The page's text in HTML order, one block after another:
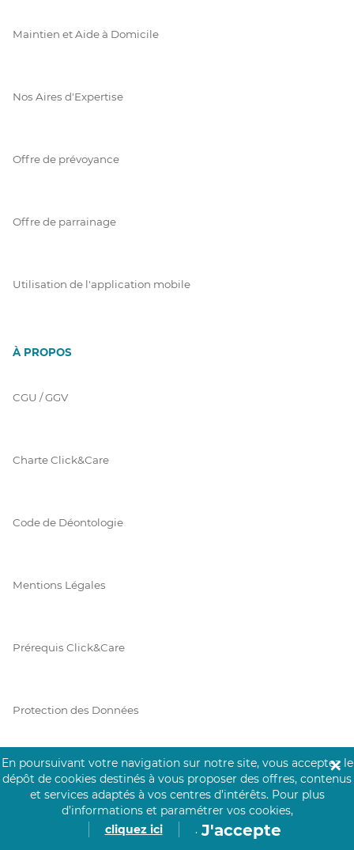
Maintien et Aide à Domicile
Nos Aires d'Expertise
Offre de prévoyance
Offre de parrainage
Utilisation de l'application mobile
À PROPOS
CGU / GGV
Charte Click&Care
Code de Déontologie
Mentions Légales
Prérequis Click&Care
Protection des Données
Vie Privée
En poursuivant votre navigation sur notre site, vous acceptez le
dépôt de cookies destinés à vous proposer des offres, contenus
et services adaptés à vos centres d’intérêts. Pour plus
d’informations et paramétrer vos cookies,
cliquez ici
. J'accepte
✕